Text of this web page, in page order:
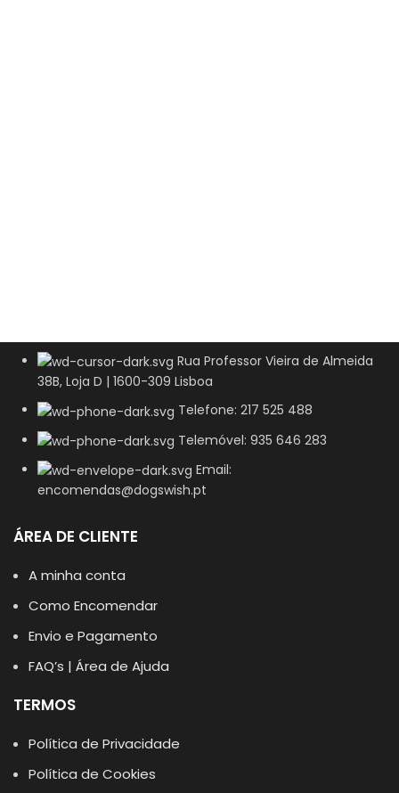
Rua Professor Vieira de Almeida
38B, Loja D | 1600-309 Lisboa
Telefone: 217 525 488
Telemóvel: 935 646 283
Email:
encomendas@dogswish.pt
ÁREA DE CLIENTE
A minha conta
Como Encomendar
Envio e Pagamento
FAQ’s | Área de Ajuda
TERMOS
Política de Privacidade
Política de Cookies